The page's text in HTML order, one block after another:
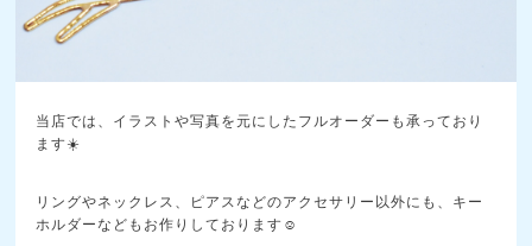
当店では、イラストや写真を元にしたフルオーダーも承っており
ます☀️
リングやネックレス、ピアスなどのアクセサリー以外にも、キー
ホルダーなどもお作りしております☺️